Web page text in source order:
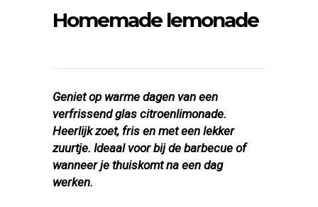
Homemade lemonade
Geniet op warme dagen van een
verfrissend glas citroenlimonade.
Heerlijk zoet, fris en met een lekker
zuurtje. Ideaal voor bij de barbecue of
wanneer je thuiskomt na een dag
werken.